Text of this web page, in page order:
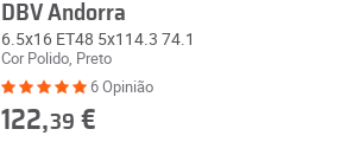
DBV Andorra
6.5x16 ET48 5x114.3 74.1
Cor Polido, Preto
6 Opinião
122,39 €